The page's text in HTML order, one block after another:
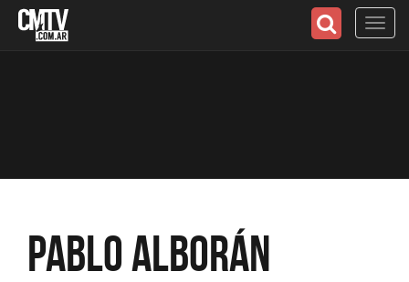
Pablo Alborán